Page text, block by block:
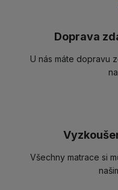
Doprava
U nás máte dopravu
Všechny matrace si